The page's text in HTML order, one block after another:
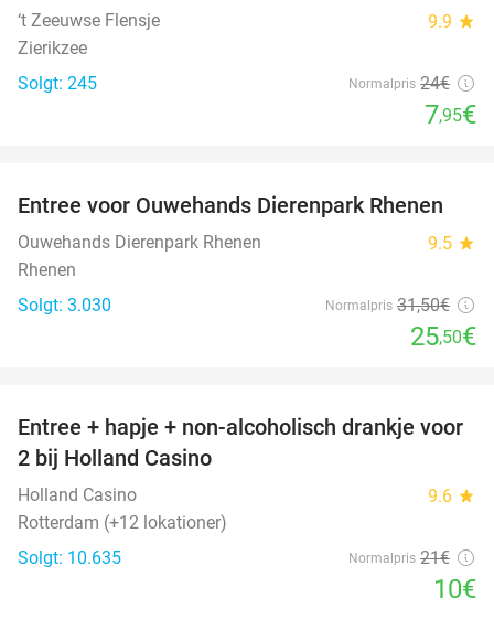
‘t Zeeuwse Flensje 9.9 star
Zierikzee
Solgt: 245
Normalpris 24€
7,95€
19%
Entree voor Ouwehands Dierenpark Rhenen
Ouwehands Dierenpark Rhenen 9.5 star
Rhenen
Solgt: 3.030
Normalpris 31,50€
25,50€
52%
Entree + hapje + non-alcoholisch drankje voor
2 bij Holland Casino
Holland Casino 9.6 star
Rotterdam (+12 lokationer)
Solgt: 10.635
Normalpris 21€
10€